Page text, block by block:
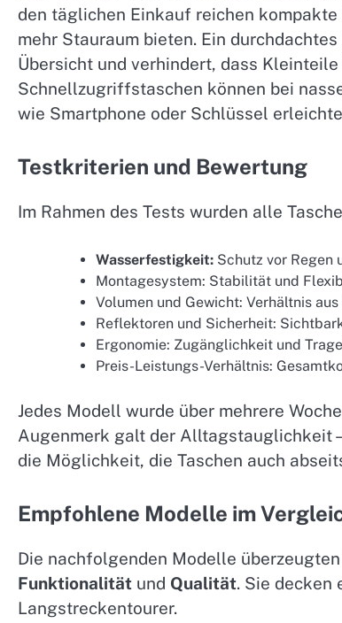
den täglichen Einkauf reichen kompakte
mehr Stauraum bieten. Ein
Übersicht und verhindert, dass
Schnellzugriffstaschen können bei
wie Smartphone oder Schlüssel
Testkriterien und Bewertung
Im Rahmen des Tests wurden alle
Wasserfestigkeit: Schutz vor Regen
Montagesystem: Stabilität und
Volumen und Gewicht: Verhältnis
Reflektoren und Sicherheit:
Ergonomie: Zugänglichkeit und
Preis-Leistungs-Verhältnis:
Jedes Modell wurde über mehrere
Augenmerk galt der Alltagstauglichkeit
die Möglichkeit, die Taschen auch
Empfohlene Modelle im
Die nachfolgenden Modelle
Funktionalität und Qualität. Sie decken
Langstreckentourer.